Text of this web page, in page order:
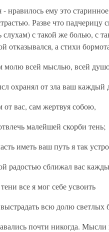
нравилось ему это
Разве что
слухам) с такой же болью, с
отказывался, а стихи
молю всей мыслью, всей
охранял от зла ваш каждый
вас, сам жертвуя собою,
малейшей скорби тень;
иметь ваш путь я так
радостью сближал вас
все я мог себе усвоить
всю долю светлых
почти никогда.